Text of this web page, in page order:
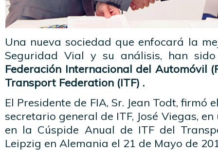
Una nueva sociedad que enfocará la
Seguridad Vial y su análisis, han
Federación Internacional del Automóvil
Transport Federation (ITF) .
El Presidente de FIA, Sr. Jean Todt, firmó
secretario general de ITF, José Viegas,
en la Cúspide Anual de ITF del
Leipzig en Alemania el 21 de Mayo de